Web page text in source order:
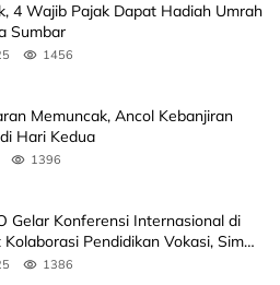
4 Wajib Pajak Dapat Hadiah Umrah
Sumbar
1456
Memuncak, Ancol Kebanjiran
Hari Kedua
1396
Gelar Konferensi Internasional di
Pendidikan Vokasi, Simak
1386